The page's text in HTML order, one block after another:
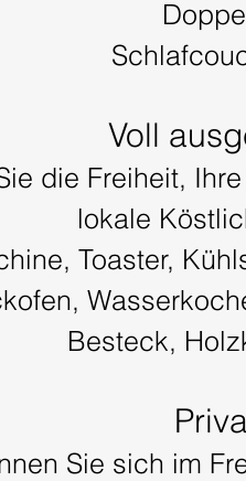
Voll
die Freiheit,
lokale
Toaster,
Besteck,
Sie sich im